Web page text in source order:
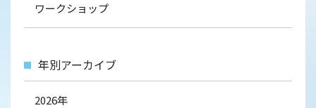
ワークショップ
年別アーカイブ
2026年